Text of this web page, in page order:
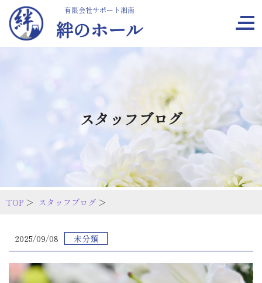
有限会社サポート湘南
絆のホール
スタッフブログ
TOP ＞ スタッフブログ ＞
2025/09/08 未分類